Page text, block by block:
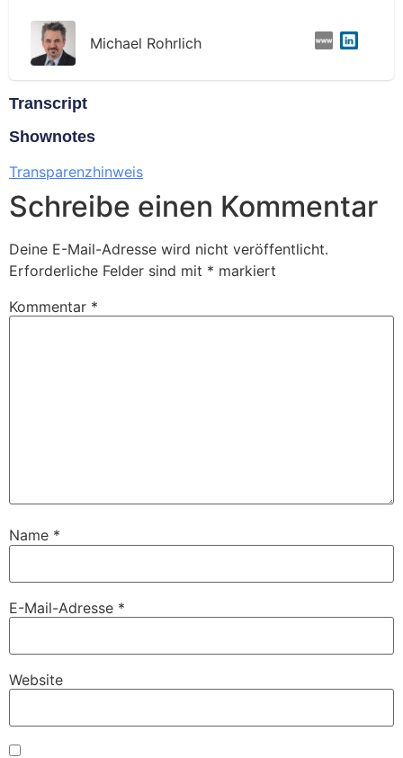
Michael Rohrlich
Transcript
Shownotes
Transparenzhinweis
Schreibe einen Kommentar
Deine E-Mail-Adresse wird nicht veröffentlicht.
Erforderliche Felder sind mit * markiert
Kommentar *
Name *
E-Mail-Adresse *
Website